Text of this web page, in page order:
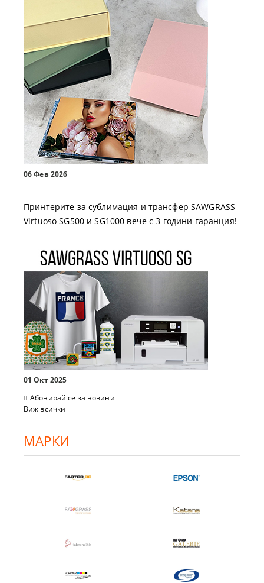
06 Фев 2026
Принтерите за сублимация и трансфер SAWGRASS
Virtuoso SG500 и SG1000 вече с 3 години гаранция!
01 Окт 2025
Абонирай се за новини
Виж всички
МАРКИ